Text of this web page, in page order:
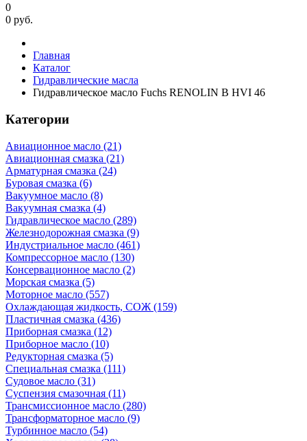
0
0 руб.
Главная
Каталог
Гидравлические масла
Гидравлическое масло Fuchs RENOLIN B HVI 46
Категории
Авиационное масло (21)
Авиационная смазка (21)
Арматурная смазка (24)
Буровая смазка (6)
Вакуумное масло (8)
Вакуумная смазка (4)
Гидравлическое масло (289)
Железнодорожная смазка (9)
Индустриальное масло (461)
Компрессорное масло (130)
Консервационное масло (2)
Морская смазка (5)
Моторное масло (557)
Охлаждающая жидкость, СОЖ (159)
Пластичная смазка (436)
Приборная смазка (12)
Приборное масло (10)
Редукторная смазка (5)
Специальная смазка (111)
Судовое масло (31)
Суспензия смазочная (11)
Трансмиссионное масло (280)
Трансформаторное масло (9)
Турбинное масло (54)